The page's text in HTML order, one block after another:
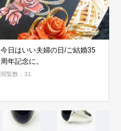
今日はいい夫婦の日/ご結婚35
周年記念に。
閲覧数：31